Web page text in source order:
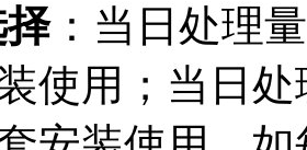
：当日处理
使用；当日